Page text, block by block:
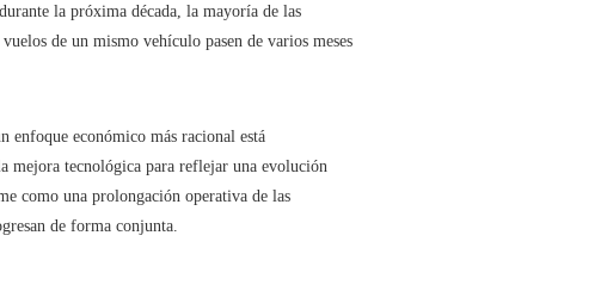
la próxima década, la mayoría de las
de un mismo vehículo pasen de varios meses
enfoque económico más racional está
mejora tecnológica para reflejar una evolución
como una prolongación operativa de las
de forma conjunta.